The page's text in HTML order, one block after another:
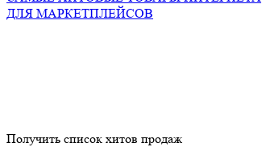
ДЛЯ МАРКЕТПЛЕЙСОВ
Получить список хитов продаж